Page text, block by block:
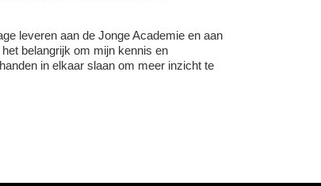
leveren aan de Jonge Academie en aan
belangrijk om mijn kennis en
in elkaar slaan om meer inzicht te